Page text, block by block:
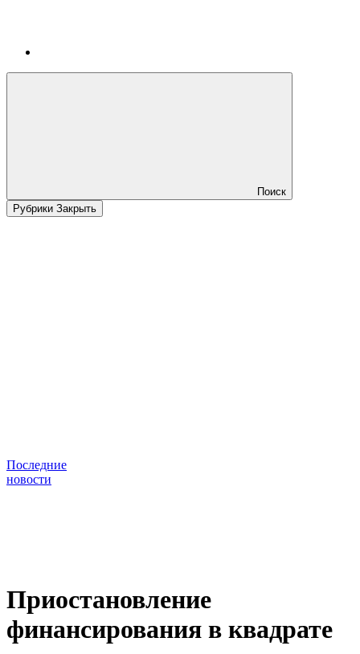
Поиск
Рубрики Закрыть
Последние
новости
Приостановление
финансирования в квадрате